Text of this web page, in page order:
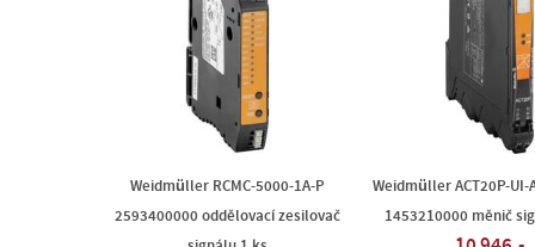
Weidmüller RCMC-5000-1A-P
2593400000 oddělovací zesilovač
Weidmüller ACT20P-UI-
1453210000 měnič